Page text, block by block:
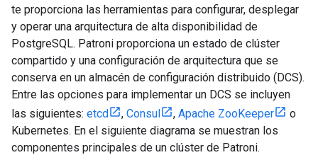
te proporciona las herramientas para configurar, desplegar
y operar una arquitectura de alta disponibilidad de
PostgreSQL. Patroni proporciona un estado de clúster
compartido y una configuración de arquitectura que se
conserva en un almacén de configuración distribuido (DCS).
Entre las opciones para implementar un DCS se incluyen
las siguientes: etcd , Consul , Apache ZooKeeper
o
Kubernetes. En el siguiente diagrama se muestran los
componentes principales de un clúster de Patroni.